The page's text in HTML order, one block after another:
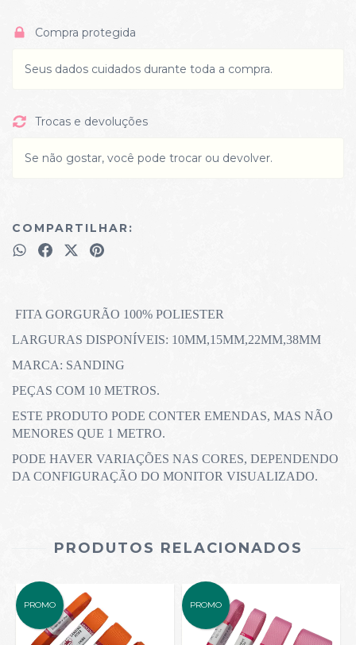
Compra protegida
Seus dados cuidados durante toda a compra.
Trocas e devoluções
Se não gostar, você pode trocar ou devolver.
COMPARTILHAR:
FITA GORGURÃO 100% POLIESTER
LARGURAS DISPONÍVEIS: 10MM,15MM,22MM,38MM
MARCA: SANDING
PEÇAS COM 10 METROS.
ESTE PRODUTO PODE CONTER EMENDAS, MAS NÃO
MENORES QUE 1 METRO.
PODE HAVER VARIAÇÕES NAS CORES, DEPENDENDO
DA CONFIGURAÇÃO DO MONITOR VISUALIZADO.
PRODUTOS RELACIONADOS
PROMO PROMO